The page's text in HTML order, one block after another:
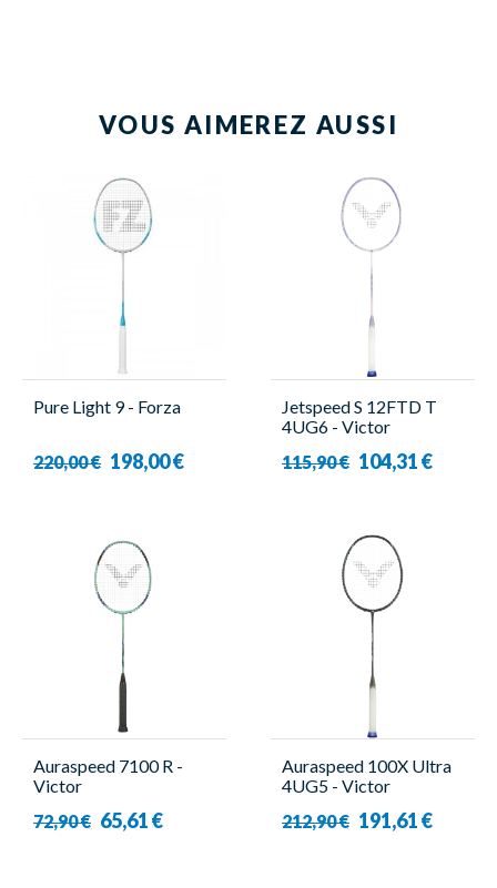
VOUS AIMEREZ AUSSI
Pure Light 9 - Forza
220,00 € 198,00 €
Jetspeed S 12FTD T
4UG6 - Victor
115,90 € 104,31 €
Auraspeed 7100 R -
Victor
72,90 € 65,61 €
Auraspeed 100X Ultra
4UG5 - Victor
212,90 € 191,61 €